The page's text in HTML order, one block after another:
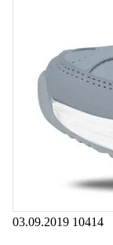
03.09.2019 10414